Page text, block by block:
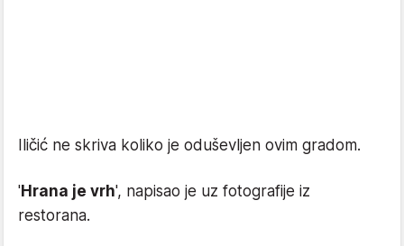
Iličić ne skriva koliko je oduševljen ovim gradom.
'Hrana je vrh', napisao je uz fotografije iz
restorana.